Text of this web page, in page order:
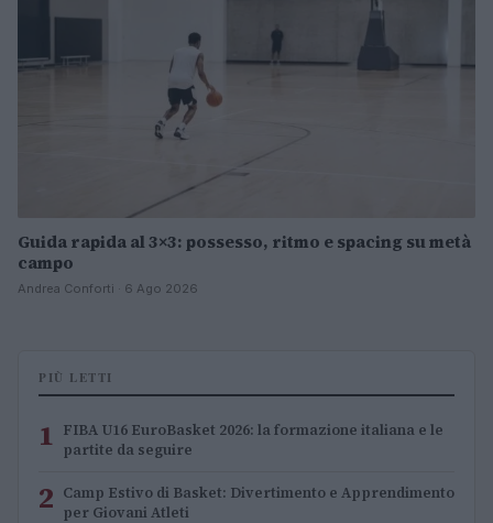
Guida rapida al 3×3: possesso, ritmo e spacing su metà
campo
Andrea Conforti · 6 Ago 2026
PIÙ LETTI
1 FIBA U16 EuroBasket 2026: la formazione italiana e le
partite da seguire
2 Camp Estivo di Basket: Divertimento e Apprendimento
per Giovani Atleti